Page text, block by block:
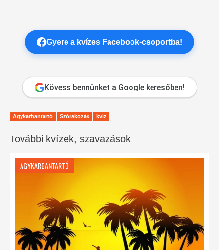
Gyere a kvízes Facebook-csoportba!
Kövess bennünket a Google keresőben!
Agykarbantartó Szórakozás kvíz
További kvízek, szavazások
AGYKARBANTARTÓ